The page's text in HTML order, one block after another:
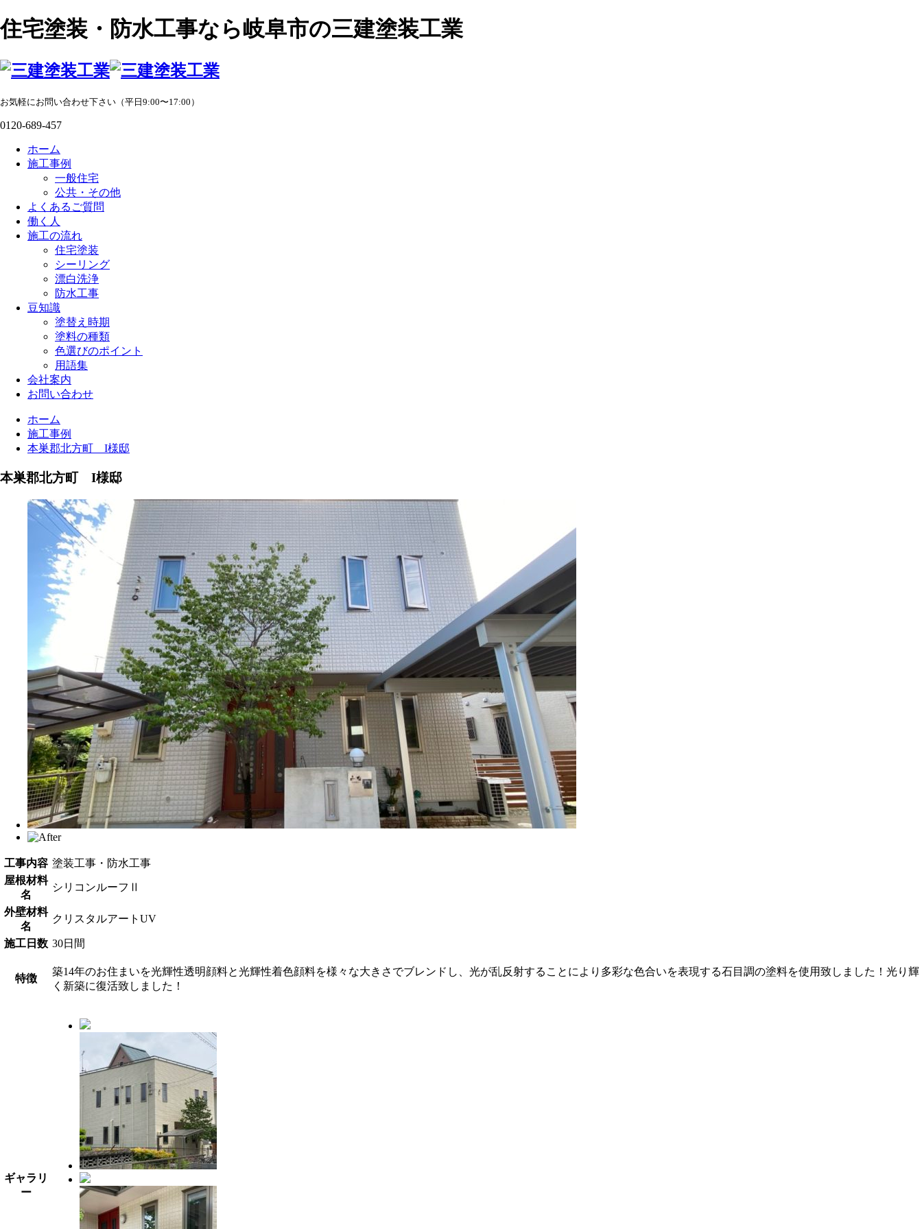
住宅塗装・防水工事なら岐阜市の三建塗装工業
お気軽にお問い合わせ下さい（平日9:00〜17:00）
0120-689-457
ホーム
施工事例
一般住宅
公共・その他
よくあるご質問
働く人
施工の流れ
住宅塗装
シーリング
漂白洗浄
防水工事
豆知識
塗替え時期
塗料の種類
色選びのポイント
用語集
会社案内
お問い合わせ
ホーム
施工事例
本巣郡北方町 I様邸
本巣郡北方町 I様邸
工事内容 塗装工事・防水工事
屋根材料
名
シリコンルーフⅡ
外壁材料
名
クリスタルアートUV
施工日数 30日間
特徴
築14年のお住まいを光輝性透明顔料と光輝性着色顔料を様々な大きさでブレンドし、光が乱反射することにより多彩な色合いを表現する石目調の塗料を使用致しました！光り輝
く新築に復活致しました！
ギャラリ
ー